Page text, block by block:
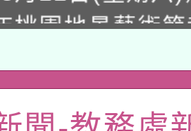
優單位及節水達
孔廟祈福系列
桃園地景藝術
育部國民及學前
灣師範大學辦理
家教育研究院中